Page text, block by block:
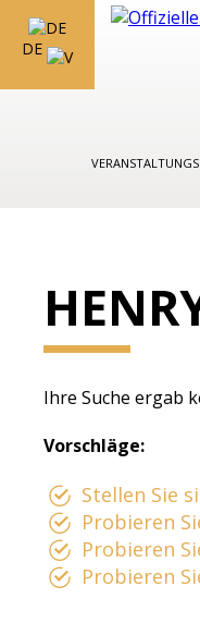
DE
Ihre Suche ergab
Vorschläge:
Stellen Sie
Probieren
Probieren
Probieren